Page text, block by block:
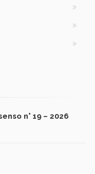
n° 19 – 2026